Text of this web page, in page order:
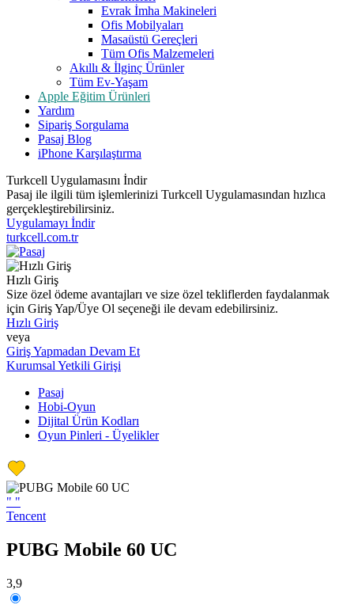
Evrak İmha Makineleri
Ofis Mobilyaları
Masaüstü Gereçleri
Tüm Ofis Malzemeleri
Akıllı & İlginç Ürünler
Tüm Ev-Yaşam
Apple Eğitim Ürünleri
Yardım
Sipariş Sorgulama
Pasaj Blog
iPhone Karşılaştırma
Turkcell Uygulamasını İndir
Pasaj ile ilgili tüm işlemlerinizi Turkcell Uygulamasından hızlıca
gerçekleştirebilirsiniz.
Uygulamayı İndir
turkcell.com.tr
Hızlı Giriş
Size özel ödeme avantajları ve size özel tekliflerden faydalanmak
için Giriş Yap/Üye Ol seçeneği ile devam edebilirsiniz.
Hızlı Giriş
veya
Giriş Yapmadan Devam Et
Kurumsal Yetkili Girişi
Pasaj
Hobi-Oyun
Dijital Ürün Kodları
Oyun Pinleri - Üyelikler
" "
Tencent
PUBG Mobile 60 UC
3,9